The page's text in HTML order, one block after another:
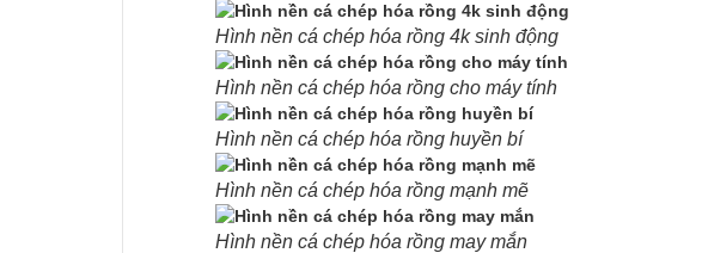
Hình nền cá chép hóa rồng 4k sinh động
Hình nền cá chép hóa rồng cho máy tính
Hình nền cá chép hóa rồng huyền bí
Hình nền cá chép hóa rồng mạnh mẽ
Hình nền cá chép hóa rồng may mắn